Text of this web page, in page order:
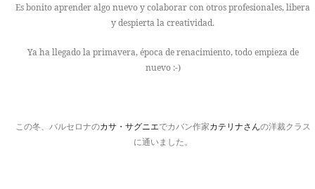
Es bonito aprender algo nuevo y colaborar con otros profesionales, libera
y despierta la creatividad.
Ya ha llegado la primavera, época de renacimiento, todo empieza de
nuevo :-)
この冬、バルセロナのカサ・サグニエでカバン作家カテリナさんの洋裁クラス
に通いました。